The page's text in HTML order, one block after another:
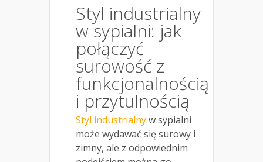
Styl industrialny
w sypialni: jak
połączyć
surowość z
funkcjonalnością
i przytulnością
Styl industrialnyw sypialni
może wydawać się surowy i
zimny, ale z odpowiednim